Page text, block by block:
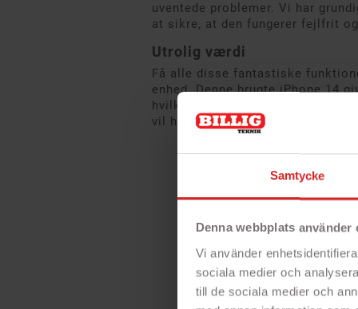
Samtycke
Denna webbplats använder
Vi använder
sociala medier och
till de sociala medier och
uventede problemer. Vi har
at sikre, at den fungerer fejlfrit
Utrolig værdi
Få alle disse fantastiske
enhed. Denne brugte iPhone 14
hvilket gør den til et godt valg for
vil have det bedste.